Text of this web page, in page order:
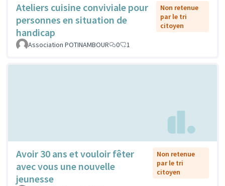
Ateliers cuisine conviviale pour
personnes en situation de
handicap
Non retenue
par le tri
citoyen
Association POTINAMBOUR 0 1
Avoir 30 ans et vouloir fêter
avec vous une nouvelle
jeunesse
Non retenue
par le tri
citoyen